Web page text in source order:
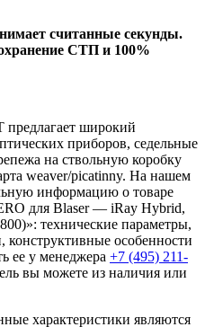
считанные секунды.
СТП и 100%
широкий
приборов, седельные
на ствольную коробку
weaver/picatinny. На нашем
информацию о товаре
для Blaser — iRay Hybrid,
технические параметры,
особенности
ее у менеджера +7 (495) 211-
вы можете из наличия или
характеристики являются